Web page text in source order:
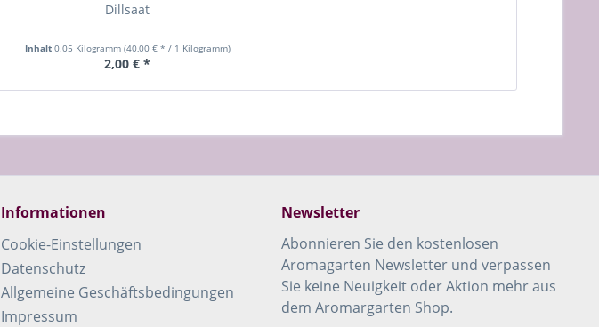
Dillsaat
Inhalt 0.05 Kilogramm (40,00 € * / 1 Kilogramm)
2,00 € *
Informationen
Cookie-Einstellungen
Datenschutz
Allgemeine Geschäftsbedingungen
Impressum
Newsletter
Abonnieren Sie den kostenlosen
Aromagarten Newsletter und verpassen
Sie keine Neuigkeit oder Aktion mehr aus
dem Aromargarten Shop.